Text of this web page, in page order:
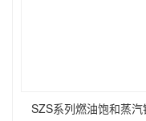
SZS系列燃油饱和蒸汽